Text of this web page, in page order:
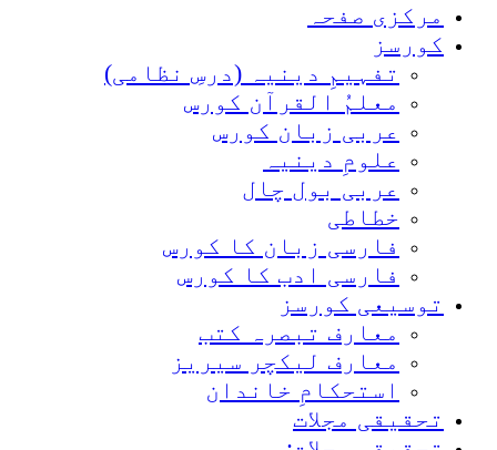
مرکزی صفحہ
کورسز
تفہیمِ دینیہ (درسِ نظامی)
معلمُ القرآن کورس
عربی زبان کورس
علومِ دینیہ
عربی بول چال
خطاطی
فارسی زبان کا کورس
فارسی ادب کا کورس
توسیعی کورسز
معارف تبصرہ کتب
معارف لیکچر سیریز
استحکامِ خاندان
تحقیقی مجلات